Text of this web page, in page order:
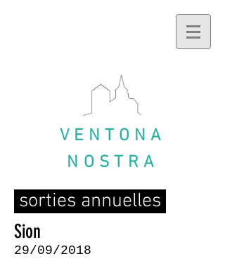
VENTONA
NOSTRA
sorties annuelles
Sion
29/09/2018